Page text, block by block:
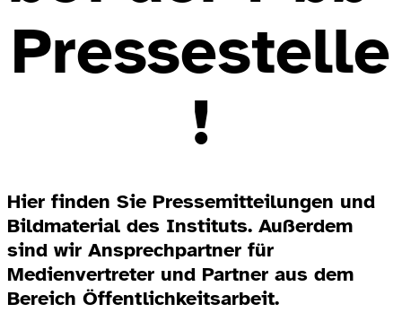
Pressestelle
!
Hier finden Sie Pressemitteilungen und
Bildmaterial des Instituts. Außerdem
sind wir Ansprechpartner für
Medienvertreter und Partner aus dem
Bereich Öffentlichkeitsarbeit.